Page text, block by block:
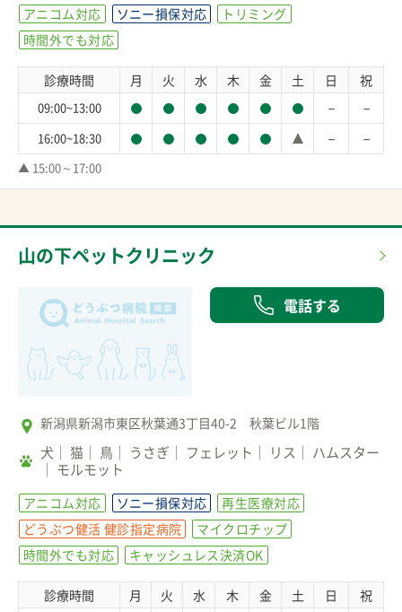
アニコム対応 ソニー損保対応
トリミング
時間外でも対応
診療時間 月 火 水 木 金 土 日 祝
09:00~13:00 － －
16:00~18:30 － －
▲ 15:00～17:00
山の下ペットクリニック
電話する
新潟県新潟市東区秋葉通3丁目40-2 秋葉ビル1階
犬 猫 鳥 うさぎ フェレット リス
ハムスター
モルモット
アニコム対応 ソニー損保対応
再生医療対応
どうぶつ健活 健診指定病院
マイクロチップ
時間外でも対応
キャッシュレス決済OK
診療時間 月 火 水 木 金 土 日 祝